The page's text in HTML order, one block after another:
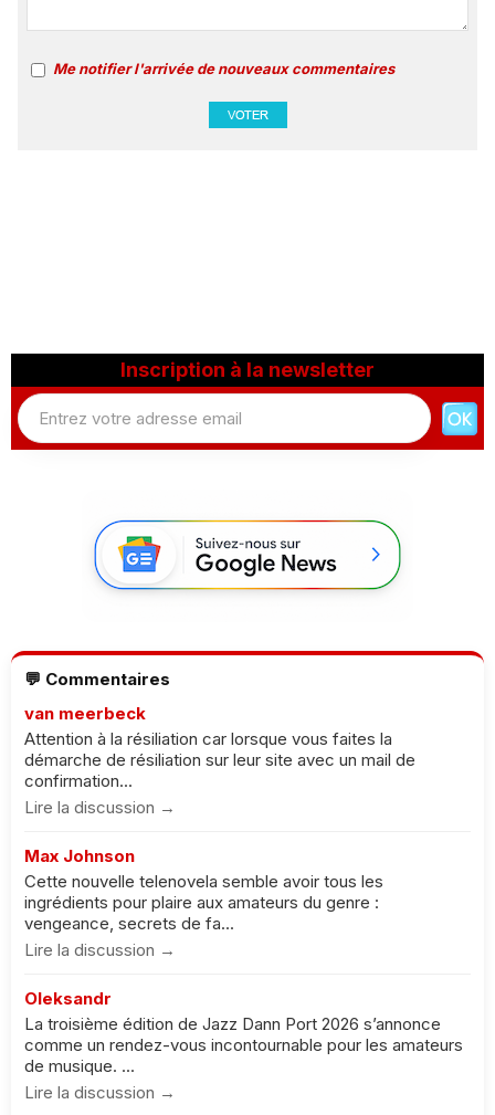
Me notifier l'arrivée de nouveaux commentaires
Inscription à la newsletter
💬 Commentaires
van meerbeck
Attention à la résiliation car lorsque vous faites la
démarche de résiliation sur leur site avec un mail de
confirmation...
Lire la discussion →
Max Johnson
Cette nouvelle telenovela semble avoir tous les
ingrédients pour plaire aux amateurs du genre :
vengeance, secrets de fa...
Lire la discussion →
Oleksandr
La troisième édition de Jazz Dann Port 2026 s’annonce
comme un rendez-vous incontournable pour les amateurs
de musique. ...
Lire la discussion →